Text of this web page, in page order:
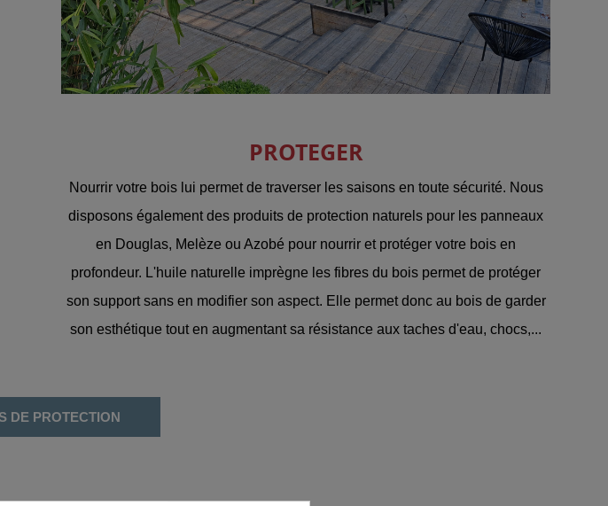
PROTEGER
Nourrir votre bois lui permet de traverser les saisons en toute sécurité. Nous
disposons également des produits de protection naturels pour les panneaux
en Douglas, Melèze ou Azobé pour nourrir et protéger votre bois en
profondeur. L'huile naturelle imprègne les fibres du bois permet de protéger
son support sans en modifier son aspect. Elle permet donc au bois de garder
son esthétique tout en augmentant sa résistance aux taches d'eau, chocs,...
DE PROTECTION